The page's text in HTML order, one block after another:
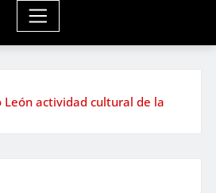
León actividad cultural de la